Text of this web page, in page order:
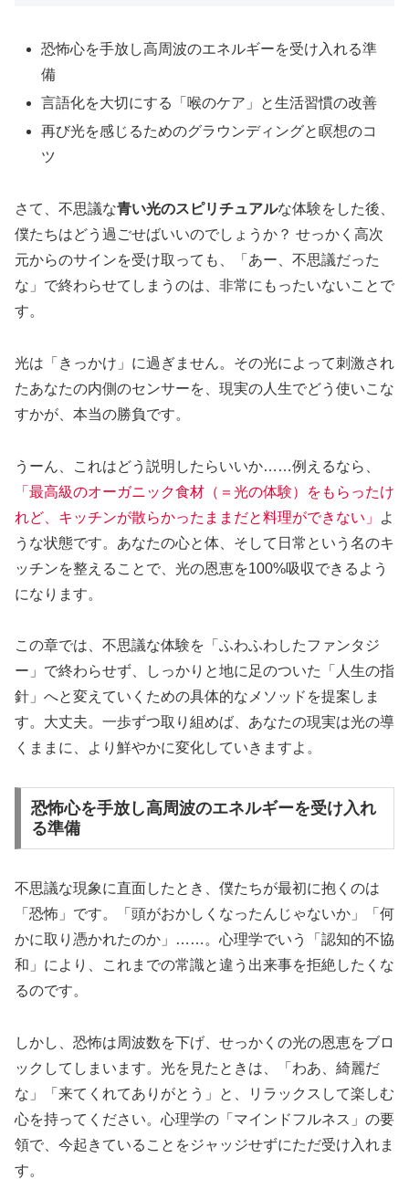
恐怖心を手放し高周波のエネルギーを受け入れる準
備
言語化を大切にする「喉のケア」と生活習慣の改善
再び光を感じるためのグラウンディングと瞑想のコ
ツ
さて、不思議な青い光のスピリチュアルな体験をした後、
僕たちはどう過ごせばいいのでしょうか？ せっかく高次
元からのサインを受け取っても、「あー、不思議だった
な」で終わらせてしまうのは、非常にもったいないことで
す。
光は「きっかけ」に過ぎません。その光によって刺激され
たあなたの内側のセンサーを、現実の人生でどう使いこな
すかが、本当の勝負です。
うーん、これはどう説明したらいいか……例えるなら、
「最高級のオーガニック食材（＝光の体験）をもらったけ
れど、キッチンが散らかったままだと料理ができない」
よ
うな状態です。あなたの心と体、そして日常という名のキ
ッチンを整えることで、光の恩恵を100%吸収できるよう
になります。
この章では、不思議な体験を「ふわふわしたファンタジ
ー」で終わらせず、しっかりと地に足のついた「人生の指
針」へと変えていくための具体的なメソッドを提案しま
す。大丈夫。一歩ずつ取り組めば、あなたの現実は光の導
くままに、より鮮やかに変化していきますよ。
恐怖心を手放し高周波のエネルギーを受け入れ
る準備
不思議な現象に直面したとき、僕たちが最初に抱くのは
「恐怖」です。「頭がおかしくなったんじゃないか」「何
かに取り憑かれたのか」……。心理学でいう「 認知的不協
和 」により、これまでの常識と違う出来事を拒絶したくな
るのです。
しかし、恐怖は周波数を下げ、せっかくの光の恩恵をブロ
ックしてしまいます。光を見たときは、「わあ、綺麗だ
な」「来てくれてありがとう」と、リラックスして楽しむ
心を持ってください。心理学の「 マインドフルネス 」の要
領で、今起きていることをジャッジせずにただ受け入れま
す。